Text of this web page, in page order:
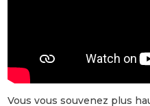
Vous vous souvenez plus